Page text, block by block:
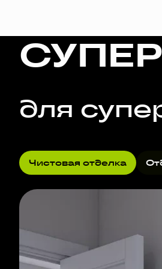
для
Чистовая отделка